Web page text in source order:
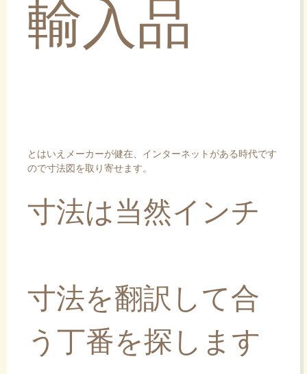
輸入品
とはいえメーカーが健在、インターネットがある時代です
ので寸法図を取り寄せます。
寸法は当然インチ
寸法を翻訳して合
う丁番を探します